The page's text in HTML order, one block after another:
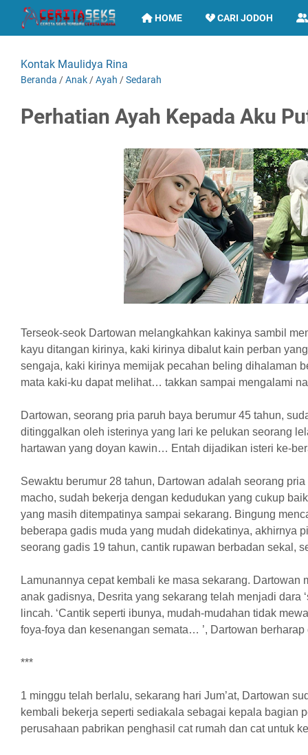
HOME CARI JODOH
Kontak Maulidya Rina
Beranda /Anak /Ayah /Sedarah
Perhatian Ayah Kepada Aku
Terseok-seok Dartowan melangkahkan kakinya sambil
kayu ditangan kirinya, kaki kirinya dibalut kain perban
sengaja, kaki kirinya memijak pecahan beling dihalaman
mata kaki-ku dapat melihat… takkan sampai mengalami
Dartowan, seorang pria paruh baya berumur 45 tahun,
ditinggalkan oleh isterinya yang lari ke pelukan seorang
hartawan yang doyan kawin… Entah dijadikan isteri ke-
Sewaktu berumur 28 tahun, Dartowan adalah seorang
macho, sudah bekerja dengan kedudukan yang cukup
yang masih ditempatinya sampai sekarang. Bingung
beberapa gadis muda yang mudah didekatinya, akhirnya
seorang gadis 19 tahun, cantik rupawan berbadan sekal,
Lamunannya cepat kembali ke masa sekarang. Dartowan
anak gadisnya, Desrita yang sekarang telah menjadi dara
lincah. ‘Cantik seperti ibunya, mudah-mudahan tidak
foya-foya dan kesenangan semata… ’, Dartowan berharap
***
1 minggu telah berlalu, sekarang hari Jum’at, Dartowan
kembali bekerja seperti sediakala sebagai kepala bagian
perusahaan pabrikan penghasil cat rumah dan cat untuk